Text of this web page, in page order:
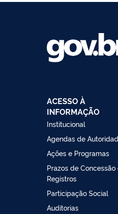
ACESSO À
INFORMAÇÃO
Institucional
Agendas de
Ações e Programas
Prazos de Concessão
Registros
Participação Social
Auditorias